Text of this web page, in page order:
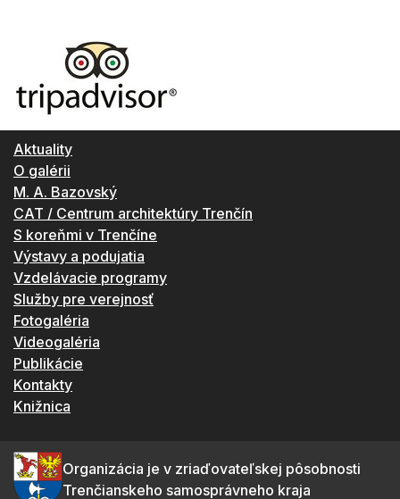
Aktuality
O galérii
M. A. Bazovský
CAT / Centrum architektúry Trenčín
S koreňmi v Trenčíne
Výstavy a podujatia
Vzdelávacie programy
Služby pre verejnosť
Fotogaléria
Videogaléria
Publikácie
Kontakty
Knižnica
Organizácia je v zriaďovateľskej pôsobnosti
Trenčianskeho samosprávneho kraja